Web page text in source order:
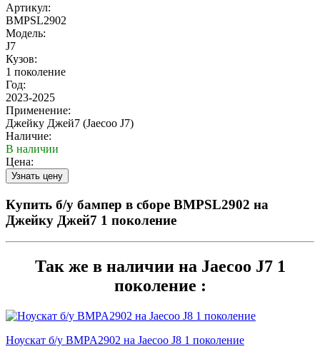
Артикул:
BMPSL2902
Модель:
J7
Кузов:
1 поколение
Год:
2023-2025
Применение:
Джейку Джей7 (Jaecoo J7)
Наличие:
В наличии
Цена:
Купить б/у бампер в сборе BMPSL2902 на
Джейку Джей7 1 поколение
Так же в наличии на Jaecoo J7 1
поколение :
Ноускат б/у BMPA2902 на Jaecoo J8 1 поколение